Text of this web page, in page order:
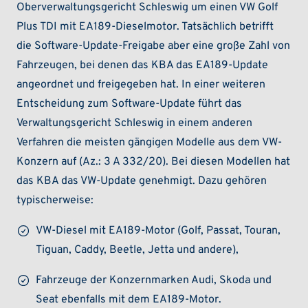
Oberverwaltungsgericht Schleswig um einen VW Golf
Plus TDI mit EA189-Dieselmotor. Tatsächlich betrifft
die Software-Update-Freigabe aber eine große Zahl von
Fahrzeugen, bei denen das KBA das EA189-Update
angeordnet und freigegeben hat. In einer weiteren
Entscheidung zum Software-Update führt das
Verwaltungsgericht Schleswig in einem anderen
Verfahren die meisten gängigen Modelle aus dem VW-
Konzern auf (Az.: 3 A 332/20). Bei diesen Modellen hat
das KBA das VW-Update genehmigt. Dazu gehören
typischerweise:
VW-Diesel mit EA189-Motor (Golf, Passat, Touran,
Tiguan, Caddy, Beetle, Jetta und andere),
Fahrzeuge der Konzernmarken Audi, Skoda und
Seat ebenfalls mit dem EA189-Motor.